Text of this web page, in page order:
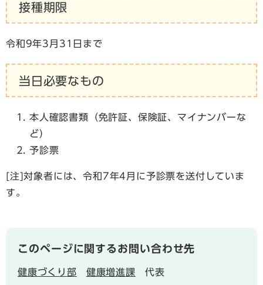
接種期限
令和9年3月31日まで
当日必要なもの
本人確認書類（免許証、保険証、マイナンバーな
ど）
予診票
[注]対象者には、令和7年4月に予診票を送付していま
す。
このページに関するお問い合わせ先
健康づくり部 健康増進課 代表